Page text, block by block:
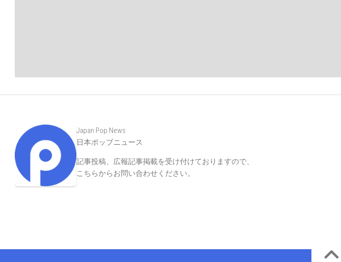
Japan Pop News
日本ポップニュース
記事投稿、広報記事掲載を受け付けておりますので、
こちらからお問い合わせください。